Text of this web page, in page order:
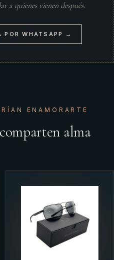
a quienes vienen después.
POR WHATSAPP →
ENAMORARTE
alma